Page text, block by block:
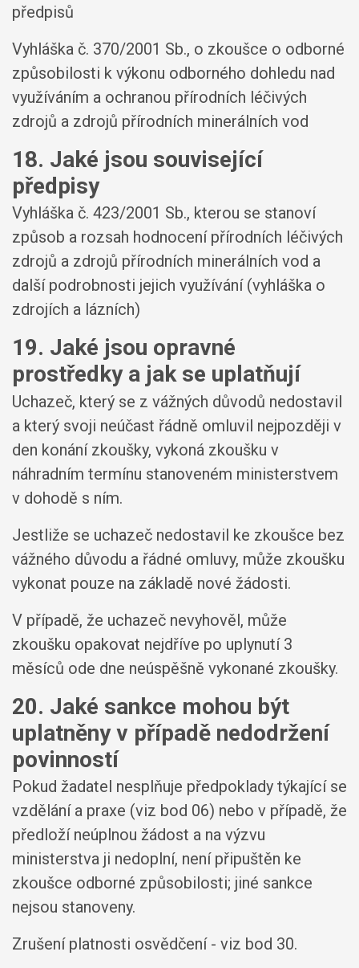
předpisů
Vyhláška č. 370/2001 Sb., o zkoušce o odborné
způsobilosti k výkonu odborného dohledu nad
využíváním a ochranou přírodních léčivých
zdrojů a zdrojů přírodních minerálních vod
18. Jaké jsou související
předpisy
Vyhláška č. 423/2001 Sb., kterou se stanoví
způsob a rozsah hodnocení přírodních léčivých
zdrojů a zdrojů přírodních minerálních vod a
další podrobnosti jejich využívání (vyhláška o
zdrojích a lázních)
19. Jaké jsou opravné
prostředky a jak se uplatňují
Uchazeč, který se z vážných důvodů nedostavil
a který svoji neúčast řádně omluvil nejpozději v
den konání zkoušky, vykoná zkoušku v
náhradním termínu stanoveném ministerstvem
v dohodě s ním.
Jestliže se uchazeč nedostavil ke zkoušce bez
vážného důvodu a řádné omluvy, může zkoušku
vykonat pouze na základě nové žádosti.
V případě, že uchazeč nevyhověl, může
zkoušku opakovat nejdříve po uplynutí 3
měsíců ode dne neúspěšně vykonané zkoušky.
20. Jaké sankce mohou být
uplatněny v případě nedodržení
povinností
Pokud žadatel nesplňuje předpoklady týkající se
vzdělání a praxe (viz bod 06) nebo v případě, že
předloží neúplnou žádost a na výzvu
ministerstva ji nedoplní, není připuštěn ke
zkoušce odborné způsobilosti; jiné sankce
nejsou stanoveny.
Zrušení platnosti osvědčení - viz bod 30.